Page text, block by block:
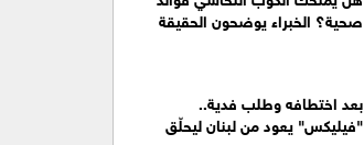
صحية؟ الخبراء يوضحون الحقيقة
بعد اختطافه وطلب فدية..
"فيليكس" يعود من لبنان ليحلّق